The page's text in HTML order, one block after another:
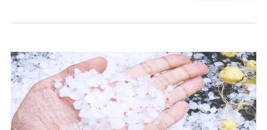
郵便、電話、およびＥメール等により、当社と取引のあるも
た維持管理等の委託業務遂行のため、またそれらに付帯、関
連する当社および提携会社のサービスを案内、提供するため
（なお、当社は複数の保険会社と取引があり、取得した個人
情報を取引のある他の保険会社の商品・サービスをご提案す
るために利用させていただくことがあります。）
上記に係る連絡・手続き・管理等付帯業務を行うため